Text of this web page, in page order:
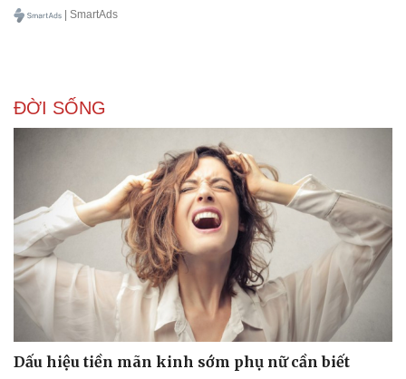
Cây thuốc
Làm đẹp - giảm cân
Phòng mạch online
Ăn sạch sống khỏe
| SmartAds
ĐỜI SỐNG
Dấu hiệu tiền mãn kinh sớm phụ nữ cần biết